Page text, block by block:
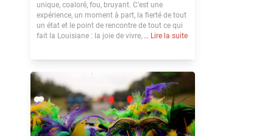
unique, coaloré, fou, bruyant. C’est une
expérience, un moment à part, la fierté de tout
un état et le point de rencontre de tout ce qui
fait la Louisiane : la joie de vivre, … Lire la suite